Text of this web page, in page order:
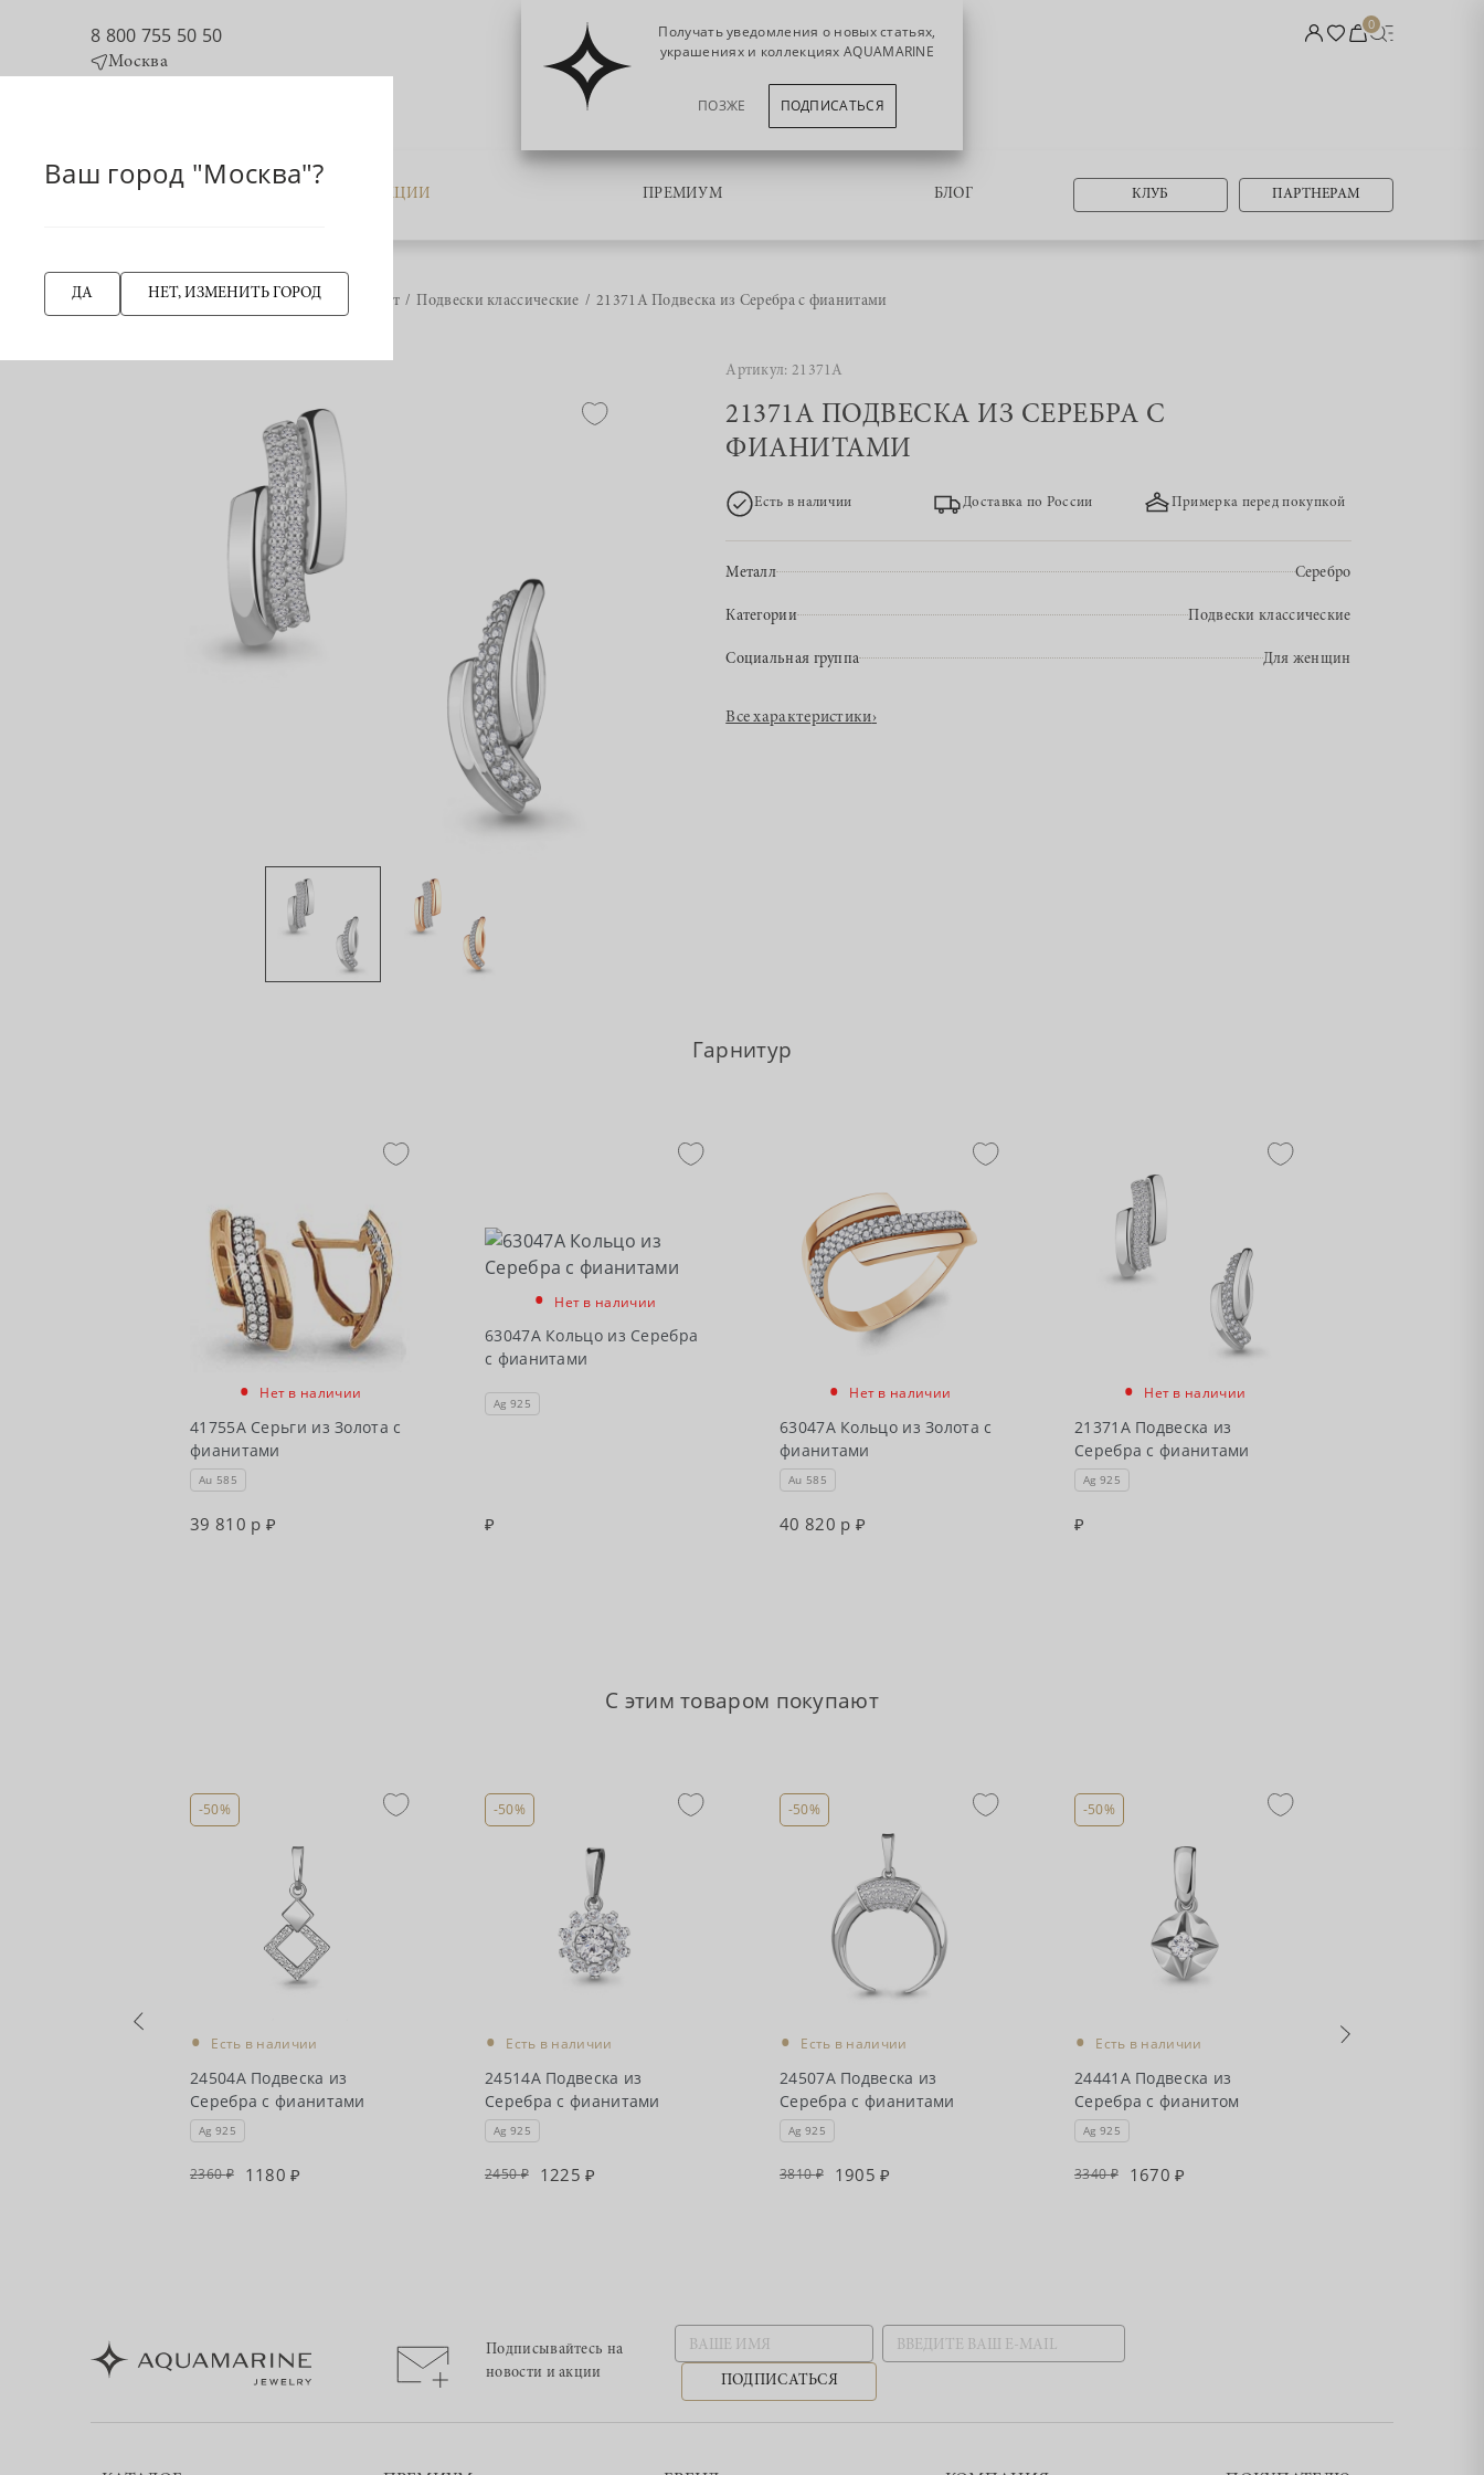
8 800 755 50 50
Москва
0
КАТАЛОГ АКЦИИ ПРЕМИУМ БЛОГ КЛУБ ПАРТНЕРАМ
НАЗАД Главная страница Крест Подвески классические 21371А Подвеска из Серебра с фианитами
Артикул: 21371А
21371А ПОДВЕСКА ИЗ СЕРЕБРА С
ФИАНИТАМИ
Есть в наличии Доставка по России Примерка перед покупкой
Металл Серебро
Категории Подвески классические
Социальная группа Для женщин
Все характеристики›
Гарнитур
• Нет в наличии
41755А Серьги из Золота с
фианитами
Au 585
39 810 р
• Нет в наличии
63047А Кольцо из Серебра
с фианитами
Ag 925 • Нет в наличии
63047А Кольцо из Золота с
фианитами
Au 585
40 820 р
• Нет в наличии
21371А Подвеска из
Серебра с фианитами
Ag 925
С этим товаром покупают
-50%
• Есть в наличии
24504А Подвеска из
Серебра с фианитами
Ag 925
2360 1180
-50%
• Есть в наличии
24514А Подвеска из
Серебра с фианитами
Ag 925
2450 1225
-50%
• Есть в наличии
24507А Подвеска из
Серебра с фианитами
Ag 925
3810 1905
-50%
• Есть в наличии
24441А Подвеска из
Серебра с фианитом
Ag 925
3340 1670
Подписывайтесь на
новости и акции
ПОДПИСАТЬСЯ
Ваш город "Москва"?
ДА НЕТ, ИЗМЕНИТЬ ГОРОД
Получать уведомления о новых статьях,
украшениях и коллекциях AQUAMARINE
ПОЗЖЕ ПОДПИСАТЬСЯ